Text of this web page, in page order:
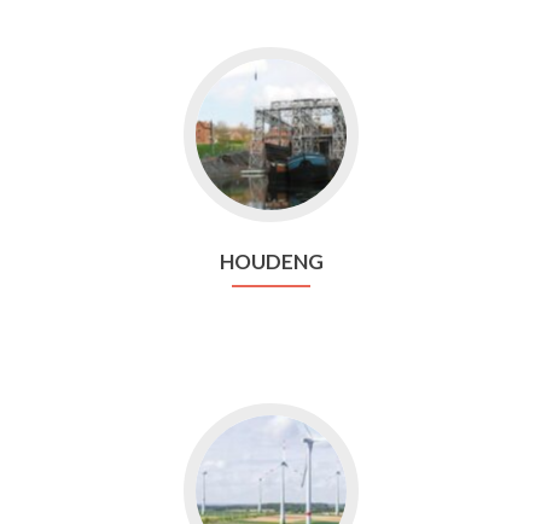
vers
Houdeng
HOUDENG
Aller
vers
Orbais